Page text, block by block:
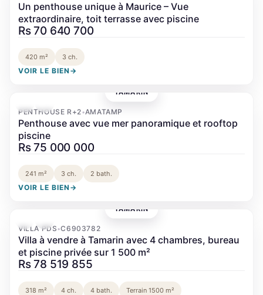
Un penthouse unique à Maurice – Vue
extraordinaire, toit terrasse avec piscine
Rs 70 640 700
420 m² 3 ch.
VOIR LE BIEN →
TAMARIN
PENTHOUSE R+2•AMATAMP
Penthouse avec vue mer panoramique et rooftop
piscine
Rs 75 000 000
241 m² 3 ch. 2 bath.
VOIR LE BIEN →
TAMARIN
VILLA PDS•C6903782
Villa à vendre à Tamarin avec 4 chambres, bureau
et piscine privée sur 1 500 m²
Rs 78 519 855
318 m² 4 ch. 4 bath. Terrain 1500 m²